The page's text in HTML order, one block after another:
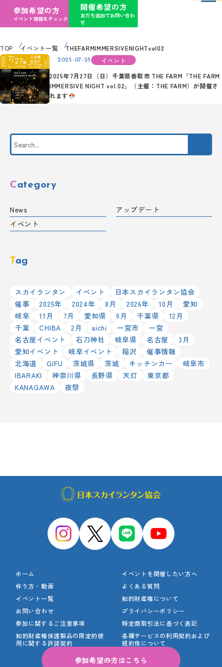
参加希望の方
イベント情報をチェック
開催希望の方
友だち追加でお問い合わ
せ
TOP イベント一覧 THEFARMIMMERSIVENIGHTvol02
2025-07-25
イベント
2025年7月27日（日）千葉県香取市 THE FARM「THE FARM
IMMERSIVE NIGHT vol.02」（主催：THE FARM）が開催さ
れます
Category
News
アップデート
イベント
Tag
スカイランタン イベント
日本スカイランタン協会
催事
2025年 2024年 8月 2026年 10月
愛知
岐阜
11月 7月 愛知県 9月 千葉県
12月
千葉
CHIBA 2月 aichi 一宮市
一宮
名古屋イベント
石刀神社 岐阜県 名古屋
3月
愛知イベント
岐阜イベント 稲沢
催事情報
北海道
GIFU 茨城県 茨城 キッチンカー
岐阜市
IBARAKI
神奈川県 長野県 天灯
東京都
KANAGAWA
夜祭
ホーム
イベントを開催したい方へ
作り方・動画
よくある質問
イベント一覧
知的財産権について
お問い合わせ
プライバシーポリシー
参加に関するご注意事項
特定商取引法に基づく表記
知的財産権保護製品の限定的使
用に関する許諾契約
各種サービスの利用契約および
規約他について
参加希望の方はこちら